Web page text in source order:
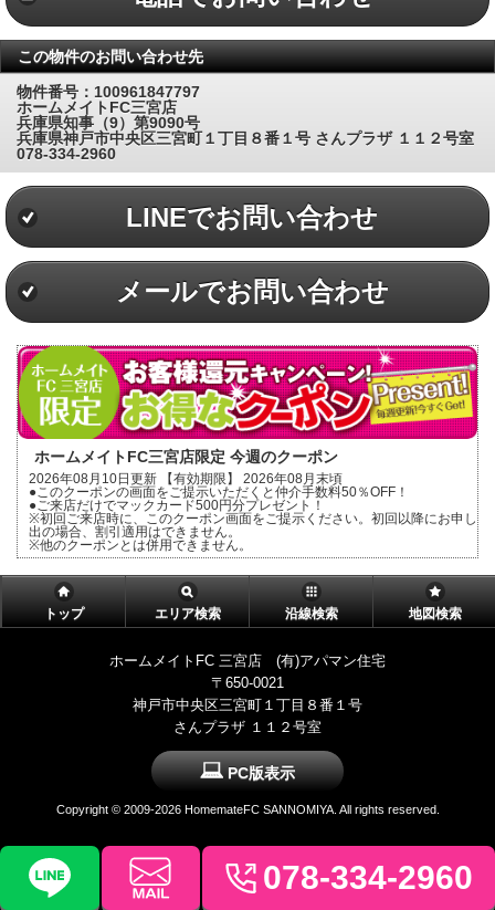
この物件のお問い合わせ先
物件番号：100961847797
ホームメイトFC三宮店
兵庫県知事（9）第9090号
兵庫県神戸市中央区三宮町１丁目８番１号 さんプラザ １１２号室
078-334-2960
LINEでお問い合わせ
メールでお問い合わせ
ホームメイトFC三宮店限定 今週のクーポン
2026年08月10日更新 【有効期限】 2026年08月末頃
●このクーポンの画面をご提示いただくと仲介手数料50％OFF！
●ご来店だけでマックカード500円分プレゼント！
※初回ご来店時に、このクーポン画面をご提示ください。初回以降にお申し
出の場合、割引適用はできません。
※他のクーポンとは併用できません。
トップ エリア検索 沿線検索 地図検索
ホームメイトFC 三宮店 (有)アパマン住宅
〒650-0021
神戸市中央区三宮町１丁目８番１号
さんプラザ １１２号室
078-334-2960
PC版表示
Copyright © 2009-2026 HomemateFC SANNOMIYA. All rights reserved.